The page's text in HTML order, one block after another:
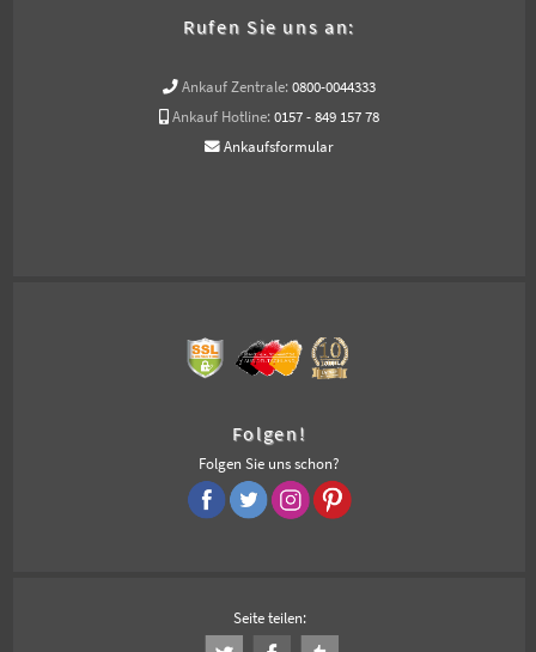
Rufen Sie uns an:
Ankauf Zentrale: 0800-0044333
Ankauf Hotline: 0157 - 849 157 78
Ankaufsformular
Folgen!
Folgen Sie uns schon?
Seite teilen: